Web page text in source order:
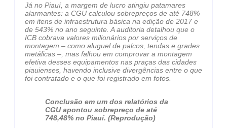
Já no Piauí, a margem de lucro atingiu patamares
alarmantes: a CGU calculou sobrepreços de até 748%
em itens de infraestrutura básica na edição de 2017 e
de 543% no ano seguinte. A auditoria detalhou que o
ICB cobrava valores milionários por serviços de
montagem – como aluguel de palcos, tendas e grades
metálicas –, mas falhou em comprovar a montagem
efetiva desses equipamentos nas praças das cidades
piauienses, havendo inclusive divergências entre o que
foi contratado e o que foi registrado em fotos.
Conclusão em um dos relatórios da
CGU apontou sobrepreço de até
748,48% no Piauí. (Reprodução)